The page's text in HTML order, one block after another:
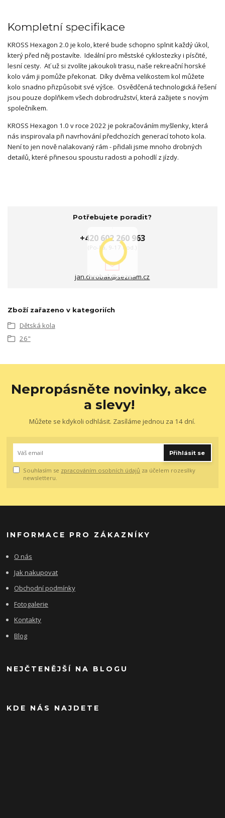
Kompletní specifikace
KROSS Hexagon 2.0 je kolo, které bude schopno splnit každý úkol,
který před něj postavíte. Ideální pro městské cyklostezky i písčité,
lesní cesty. Ať už si zvolíte jakoukoli trasu, naše rekreační horské
kolo vám ji pomůže překonat. Díky dvěma velikostem kol můžete
kolo snadno přizpůsobit své výšce. Osvědčená technologická řešení
jsou pouze doplňkem všech dobrodružství, která zažijete s novým
společníkem.
KROSS Hexagon 1.0 v roce 2022 je pokračováním myšlenky, která
nás inspirovala při navrhování předchozích generací tohoto kola.
Není to jen nově nalakovaný rám - přidali jsme mnoho drobných
detailů, které přinesou spoustu radosti a pohodlí z jízdy.
Potřebujete poradit?
+420 602 260 963
(Po-Pá, 9-17 hod.)
jan.chrobak@seznam.cz
Zboží zařazeno v kategoriích
Dětská kola
26"
Nepropásněte novinky, akce
a slevy!
Můžete se kdykoli odhlásit. Zasíláme jednou za 14 dní.
Přihlásit se
Souhlasím se zpracováním osobních údajů za účelem rozesílky
newsletteru.
INFORMACE PRO ZÁKAZNÍKY
O nás
Jak nakupovat
Obchodní podmínky
Fotogalerie
Kontakty
Blog
NEJČTENĚJŠÍ NA BLOGU
KDE NÁS NAJDETE